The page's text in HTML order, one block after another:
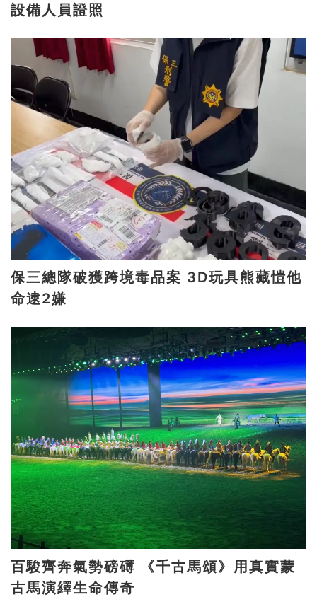
設備人員證照
保三總隊破獲跨境毒品案 3D玩具熊藏愷他
命逮2嫌
百駿齊奔氣勢磅礡 《千古馬頌》用真實蒙
古馬演繹生命傳奇